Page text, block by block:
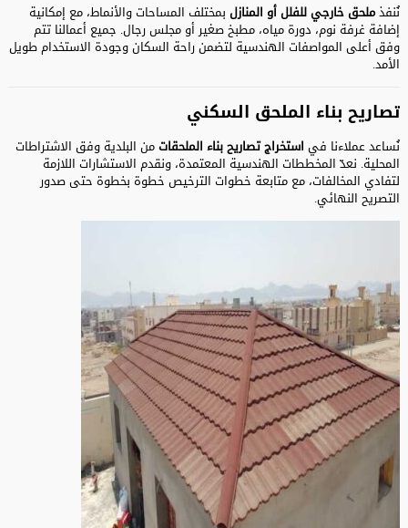
نُنفذملحق خارجيللفلل أو المنازل بمختلف المساحات والأنماط، مع إمكانية
إضافة غرفة نوم، دورة مياه، مطبخ صغير أو مجلس رجال. جميع أعمالنا تتم
وفق أعلى المواصفات الهندسية لتضمن راحة السكان وجودة الاستخدام طويل
الأمد.
تصاريح بناء الملحق السكني
نُساعد عملاءنا في استخراج تصاريح بناء الملحقاتمن البلدية وفق الاشتراطات
المحلية. نعدّ المخططات الهندسية المعتمدة، ونقدم الاستشارات اللازمة
لتفادي المخالفات، مع متابعة خطوات الترخيص خطوة بخطوة حتى صدور
التصريح النهائي.